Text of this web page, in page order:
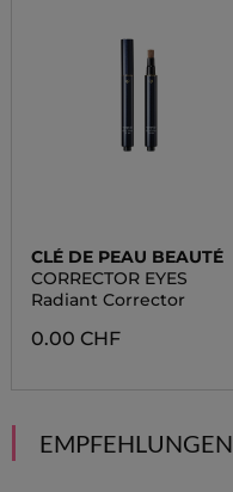
CLÉ DE PEAU BEAUTÉ
CORRECTOR EYES
Radiant Corrector
0.00 CHF
EMPFEHLUNGEN